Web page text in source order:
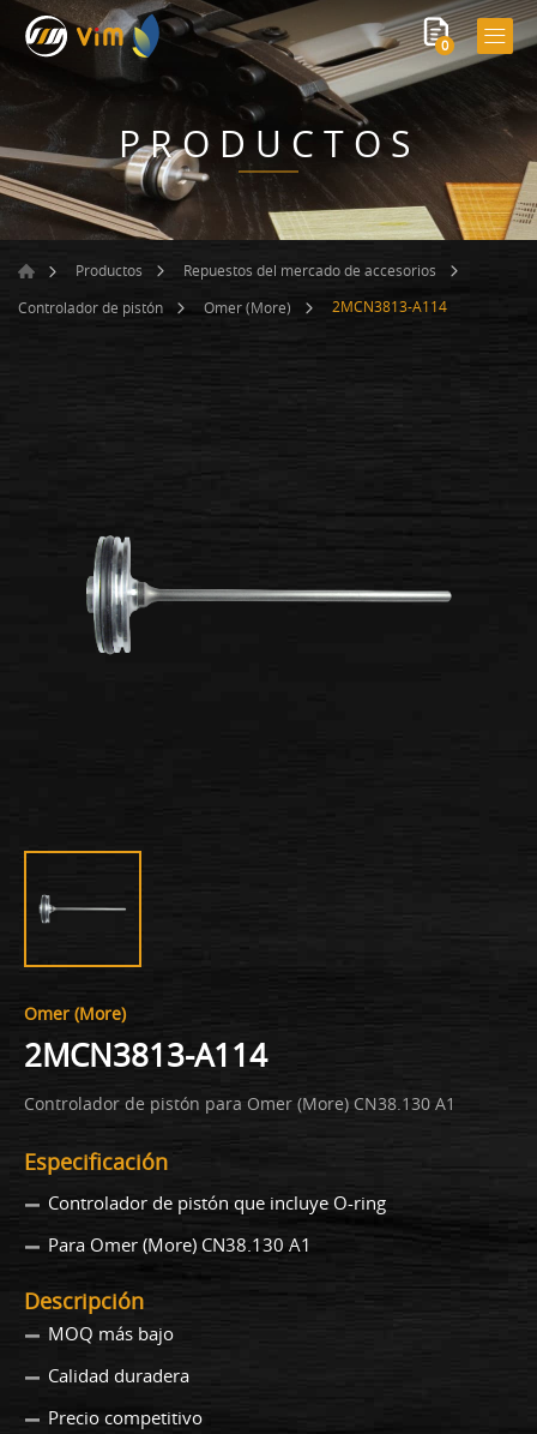
0
PRODUCTOS
Productos
Repuestos del mercado de accesorios
Controlador de pistón
Omer (More) 2MCN3813-A114
Omer (More)
2MCN3813-A114
Controlador de pistón para Omer (More) CN38.130 A1
Especificación
Controlador de pistón que incluye O-ring
Para Omer (More) CN38.130 A1
Descripción
MOQ más bajo
Calidad duradera
Precio competitivo